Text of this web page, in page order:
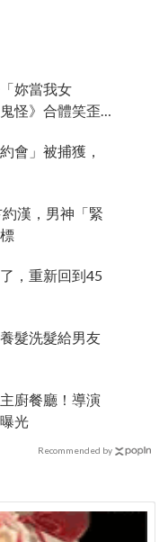
妳當我女
怪》合體笑歪
會」被捕獲，
漢，男神「緊
，重新回到45
髮洗髮給男友
廚餐廳！導演
光
Recommended by